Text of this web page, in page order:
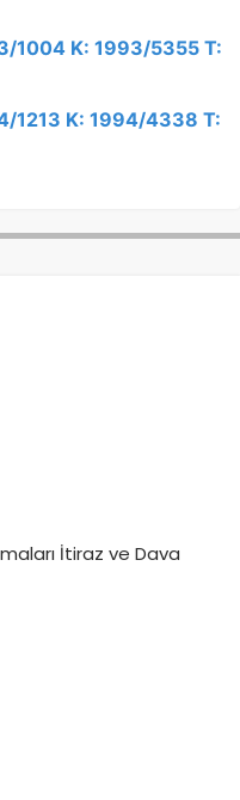
1004 K: 1993/5355 T:
1213 K: 1994/4338 T:
İtiraz ve Dava